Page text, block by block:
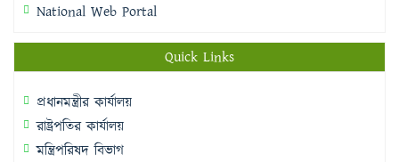
National Web Portal
Quick Links
প্রধানমন্ত্রীর কার্যালয়
রাষ্ট্রপতির কার্যালয়
মন্ত্রিপরিষদ বিভাগ